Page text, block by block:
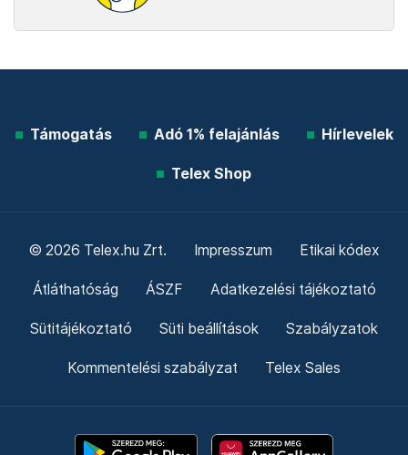
Támogatás Adó 1% felajánlás Hírlevelek
Telex Shop
© 2026 Telex.hu Zrt. Impresszum Etikai kódex
Átláthatóság ÁSZF Adatkezelési tájékoztató
Sütitájékoztató Süti beállítások Szabályzatok
Kommentelési szabályzat Telex Sales